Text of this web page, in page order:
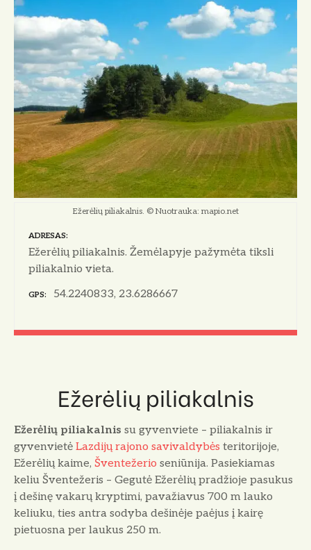
Ežerėlių piliakalnis. © Nuotrauka: mapio.net
ADRESAS
Ežerėlių piliakalnis. Žemėlapyje pažymėta tiksli
piliakalnio vieta.
GPS 54.2240833, 23.6286667
Ežerėlių piliakalnis
Ežerėlių piliakalnis su gyvenviete – piliakalnis ir
gyvenvietė Lazdijų rajono savivaldybės teritorijoje,
Ežerėlių kaime, Šventežerio seniūnija. Pasiekiamas
keliu Šventežeris – Gegutė Ežerėlių pradžioje pasukus
į dešinę vakarų kryptimi, pavažiavus 700 m lauko
keliuku, ties antra sodyba dešinėje paėjus į kairę
pietuosna per laukus 250 m.